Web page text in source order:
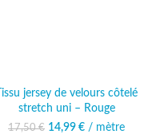
Tissu jersey de velours côtelé
stretch uni – Rouge
17,50€
Le prix initial était :
14,99 €
Le prix
/ mètre